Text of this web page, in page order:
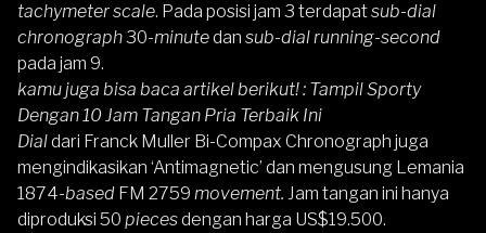
tachymeter scale. Pada posisi jam 3 terdapatsub-dial
chronograph30-minutedan sub-dial running-second
pada jam 9.
kamu juga bisa baca artikel berikut! : Tampil Sporty
Dengan 10 Jam Tangan Pria Terbaik Ini
Dialdari Franck Muller Bi-Compax Chronograph juga
mengindikasikan ‘Antimagnetic’ dan mengusung Lemania
1874-based FM 2759 movement. Jam tangan ini hanya
diproduksi 50 piecesdengan harga US$19.500.